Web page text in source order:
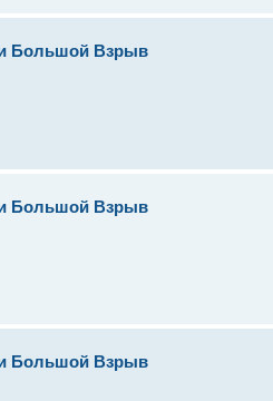
Большой Взрыв
Большой Взрыв
Большой Взрыв